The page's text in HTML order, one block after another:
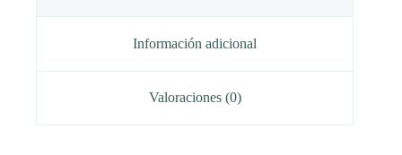
Información adicional
Valoraciones (0)